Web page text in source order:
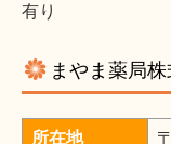
有り
まやま薬局
所在地